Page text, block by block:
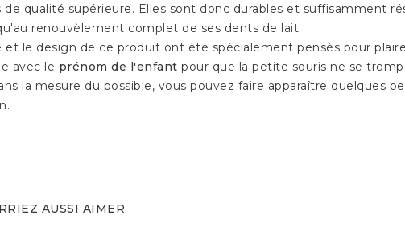
de qualité supérieure. Elles sont donc durables et suffisamment
renouvèlement complet de ses dents de lait.
et le design de ce produit ont été spécialement pensés pour
avec le prénom de l'enfant pour que la petite souris ne se
la mesure du possible, vous pouvez faire apparaître quelques
AUSSI AIMER